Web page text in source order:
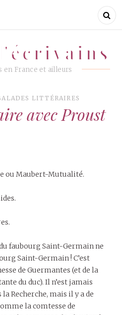
en France et ailleurs
LITTÉRAIRES
avec Proust
ou Maubert-Mutualité.
faubourg Saint-Germain ne
Saint-Germain ! C’est
de Guermantes (et de la
du duc). Il n’est jamais
Recherche, mais il y a de
la comtesse de